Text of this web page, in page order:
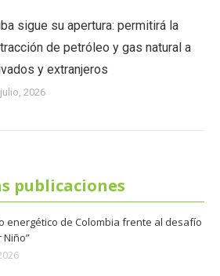
sigue su apertura: permitirá la
de petróleo y gas natural a
y extranjeros
2026
publicaciones
energético de Colombia frente al desafío
Niño”